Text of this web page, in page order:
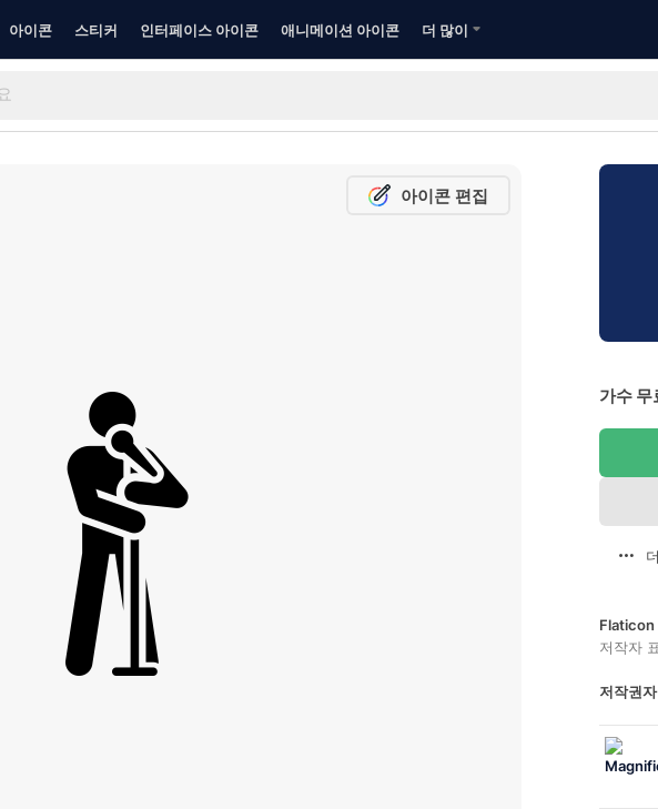
아이콘 스티커 인터페이스 아이콘 애니메이션 아이콘 더 많이
아이콘 편집
가수 무
Flaticon
저작자
저작권